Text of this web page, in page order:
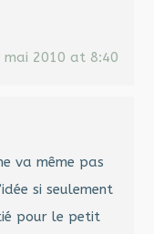
mai 2010 at 8:40
va même pas
si seulement
pour le petit